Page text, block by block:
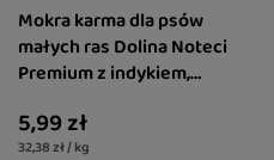
Mokra karma dla psów
małych ras Dolina Noteci
Premium z indykiem,
5,99 zł
32,38 zł / kg